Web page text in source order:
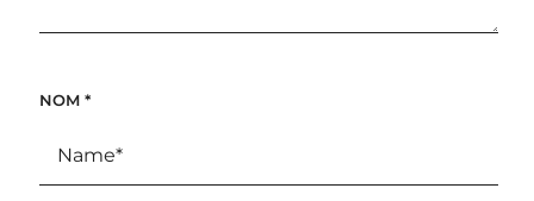
NOM *